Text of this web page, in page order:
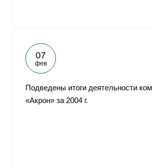
07
фев
Подведены итоги деятельности
«Акрон» за 2004 г.